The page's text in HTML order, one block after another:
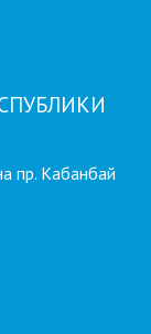
пр. Кабанбай